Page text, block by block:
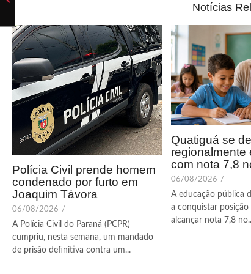
Notícias
Polícia Civil prende homem
condenado por furto em
Joaquim Távora
06/08/2026 /
A Polícia Civil do Paraná (PCPR)
cumpriu, nesta semana, um mandado
de prisão definitiva contra um...
Quatiguá se
regionalmente
com nota 7,8
06/08/2026 /
A educação pública
a conquistar posição
alcançar nota 7,8